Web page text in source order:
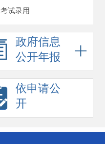
考试录用
政府信息
公开年报
依申请公
开